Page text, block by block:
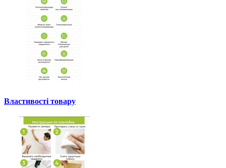
Властивості товару